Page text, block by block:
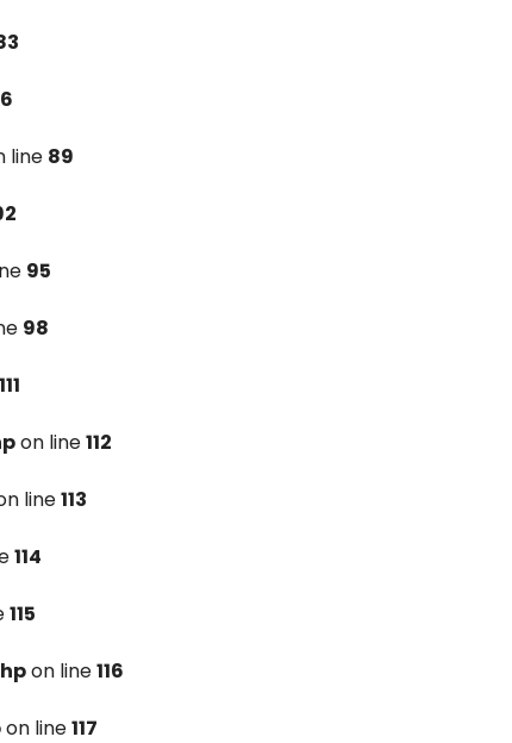
line 89
95
98
111
on line112
line113
114
115
on line116
on line117